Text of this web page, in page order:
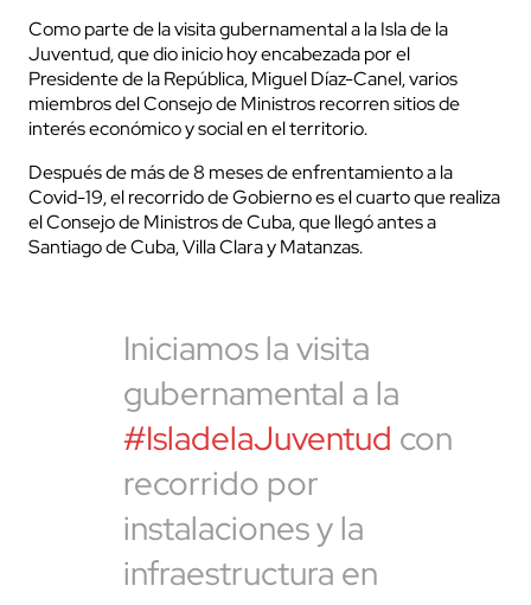
Como parte de la visita gubernamental a la Isla de la
Juventud, que dio inicio hoy encabezada por el
Presidente de la República, Miguel Díaz-Canel, varios
miembros del Consejo de Ministros recorren sitios de
interés económico y social en el territorio.
Después de más de 8 meses de enfrentamiento a la
Covid-19, el recorrido de Gobierno es el cuarto que realiza
el Consejo de Ministros de Cuba, que llegó antes a
Santiago de Cuba, Villa Clara y Matanzas.
Iniciamos la visita
gubernamental a la
#IsladelaJuventud con
recorrido por
instalaciones y la
infraestructura en